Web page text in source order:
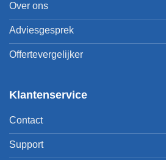
Over ons
Adviesgesprek
Offertevergelijker
Klantenservice
Contact
Support